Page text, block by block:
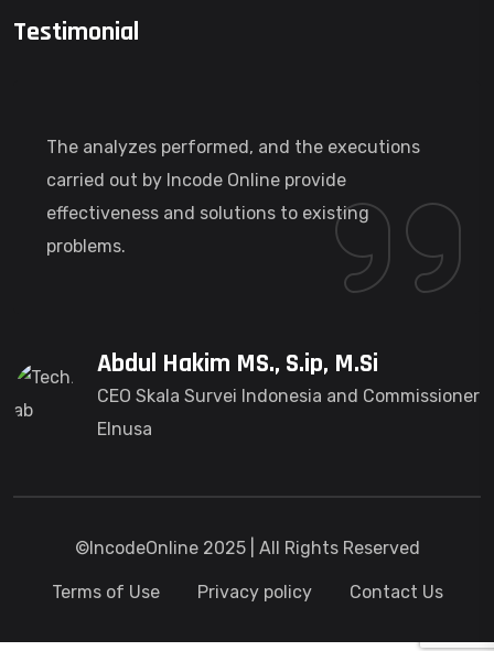
Testimonial
The analyzes performed, and the executions
carried out by Incode Online provide
effectiveness and solutions to existing
problems.
Abdul Hakim MS., S.ip, M.Si
CEO Skala Survei Indonesia and Commissioner
Elnusa
©IncodeOnline 2025 | All Rights Reserved
Terms of Use Privacy policy Contact Us